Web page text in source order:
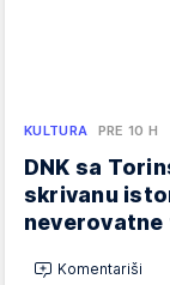
KULTURA PRE 10 H
DNK sa
skrivanu
Komentariši